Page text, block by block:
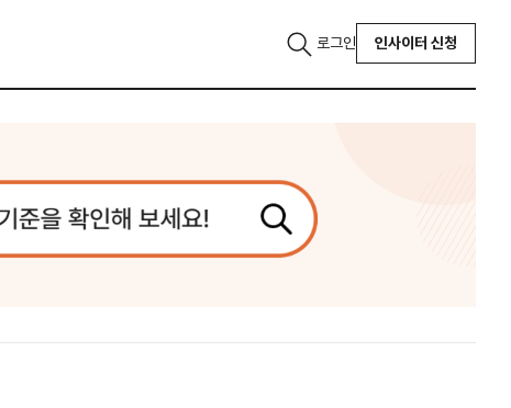
로그인 인사이터 신청